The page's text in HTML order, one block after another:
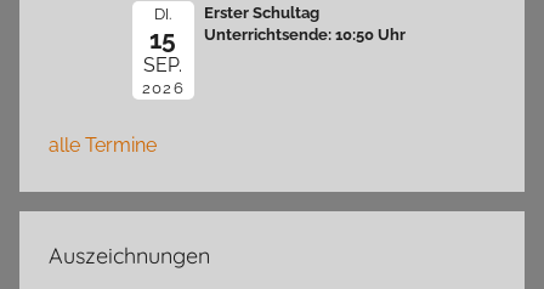
DI.
15
SEP.
2026
Erster Schultag
Unterrichtsende: 10:50 Uhr
alle Termine
Auszeichnungen